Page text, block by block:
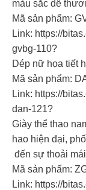
màu sắc dễ
Mã sản phẩm:
Link: https://
gvbg-110?
Dép nữ họa tiết
Mã sản phẩm:
Link: https://
dan-121?
Giày thể thao
hao hiện đại,
đến sự thoải
Mã sản phẩm:
Link: https://